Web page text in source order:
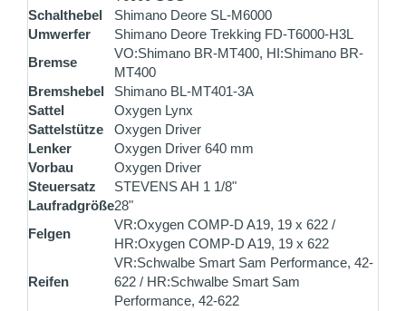
Schalthebel
Shimano Deore SL-M6000
Umwerfer
Shimano Deore Trekking FD-T6000-H3L
Bremse
VO:Shimano BR-MT400, HI:Shimano BR-
MT400
Bremshebel
Shimano BL-MT401-3A
Sattel
Oxygen Lynx
Sattelstütze
Oxygen Driver
Lenker
Oxygen Driver 640 mm
Vorbau
Oxygen Driver
Steuersatz
STEVENS AH 1 1/8"
Laufradgröße28"
Felgen
VR:Oxygen COMP-D A19, 19 x 622 /
HR:Oxygen COMP-D A19, 19 x 622
Reifen
VR:Schwalbe Smart Sam Performance, 42-
622 / HR:Schwalbe Smart Sam
Performance, 42-622